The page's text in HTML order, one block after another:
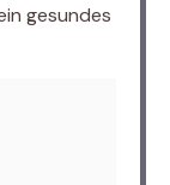
gesundes